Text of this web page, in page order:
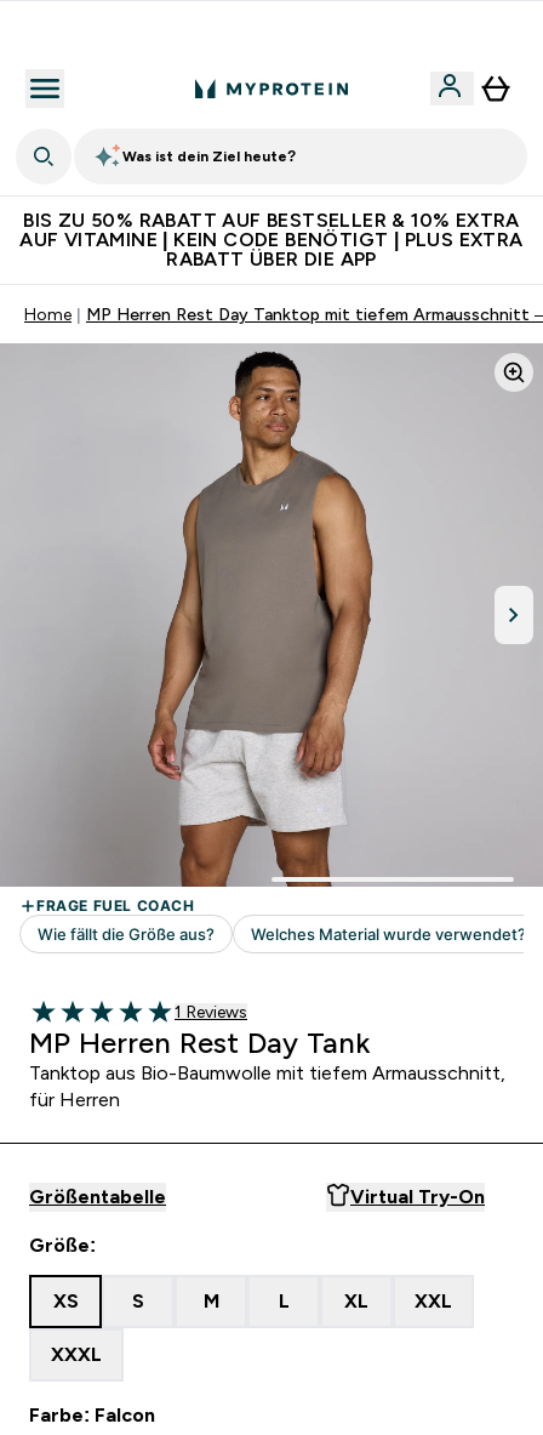
Was ist dein Ziel heute?
BIS ZU 50% RABATT AUF BESTSELLER & 10% EXTRA
AUF VITAMINE | KEIN CODE BENÖTIGT | PLUS EXTRA
RABATT ÜBER DIE APP
Home MP Herren Rest Day Tanktop mit tiefem Armausschnitt
5 out of 5 stars
1 customer reviews
1 Reviews
MP Herren Rest Day Tank
Tanktop aus Bio-Baumwolle mit tiefem Armausschnitt,
für Herren
Größentabelle Virtual Try-On
Größe:
XS S M L XL XXL
XXXL
Farbe: Falcon